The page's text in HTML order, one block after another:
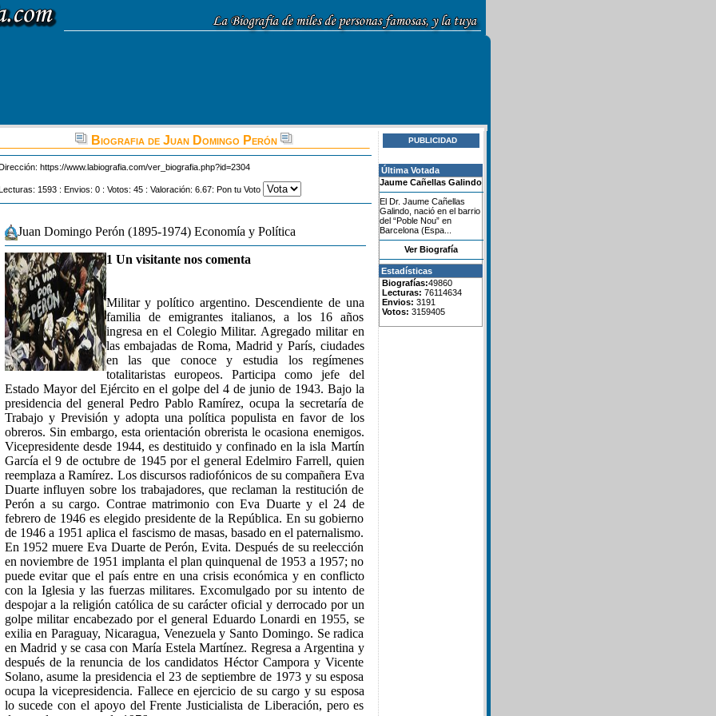
Biografia de Juan Domingo Perón
https://www.labiografia.com/ver_biografia.php?id=2304
1593 : Envios: 0 : Votos: 45 : Valoración: 6.67: Pon tu Voto
Juan Domingo Perón (1895-1974) Economía y Política
1 Un visitante nos comenta
Militar y político argentino. Descendiente de una
familia de emigrantes italianos, a los 16 años
ingresa en el Colegio Militar. Agregado militar en
las embajadas de Roma, Madrid y París, ciudades
en las que conoce y estudia los regímenes
totalitaristas europeos. Participa como jefe del
Estado Mayor del Ejército en el golpe del 4 de junio de 1943. Bajo la
presidencia del general Pedro Pablo Ramírez, ocupa la secretaría de
Trabajo y Previsión y adopta una política populista en favor de los
obreros. Sin embargo, esta orientación obrerista le ocasiona enemigos.
Vicepresidente desde 1944, es destituido y confinado en la isla Martín
García el 9 de octubre de 1945 por el general Edelmiro Farrell, quien
reemplaza a Ramírez. Los discursos radiofónicos de su compañera Eva
Duarte influyen sobre los trabajadores, que reclaman la restitución de
Perón a su cargo. Contrae matrimonio con Eva Duarte y el 24 de
febrero de 1946 es elegido presidente de la República. En su gobierno
de 1946 a 1951 aplica el fascismo de masas, basado en el paternalismo.
En 1952 muere Eva Duarte de Perón, Evita. Después de su reelección
en noviembre de 1951 implanta el plan quinquenal de 1953 a 1957; no
puede evitar que el país entre en una crisis económica y en conflicto
con la Iglesia y las fuerzas militares. Excomulgado por su intento de
despojar a la religión católica de su carácter oficial y derrocado por un
golpe militar encabezado por el general Eduardo Lonardi en 1955, se
exilia en Paraguay, Nicaragua, Venezuela y Santo Domingo. Se radica
en Madrid y se casa con María Estela Martínez. Regresa a Argentina y
después de la renuncia de los candidatos Héctor Campora y Vicente
Solano, asume la presidencia el 23 de septiembre de 1973 y su esposa
ocupa la vicepresidencia. Fallece en ejercicio de su cargo y su esposa
lo sucede con el apoyo del Frente Justicialista de Liberación, pero es
PUBLICIDAD
Última Votada
Jaume Cañellas Galindo
El Dr. Jaume Cañellas
Galindo, nació en el barrio
del “Poble Nou” en
Barcelona (Espa...
Ver Biografía
Estadísticas
Biografías:49860
Lecturas: 76114634
Envios: 3191
Votos: 3159405